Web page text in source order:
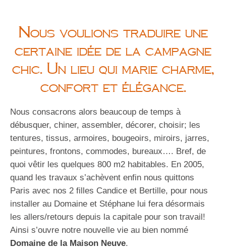
Nous voulions traduire une
certaine idée de la campagne
chic. Un lieu qui marie charme,
confort et élégance.
Nous consacrons alors beaucoup de temps à
débusquer, chiner, assembler, décorer, choisir; les
tentures, tissus, armoires, bougeoirs, miroirs, jarres,
peintures, frontons, commodes, bureaux…. Bref, de
quoi vêtir les quelques 800 m2 habitables. En 2005,
quand les travaux s’achèvent enfin nous quittons
Paris avec nos 2 filles Candice et Bertille, pour nous
installer au Domaine et Stéphane lui fera désormais
les allers/retours depuis la capitale pour son travail!
Ainsi s’ouvre notre nouvelle vie au bien nommé
Domaine de la Maison Neuve.